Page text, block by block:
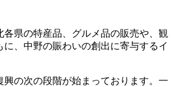
県の特産品、グルメ品の販売や、観
、中野の賑わいの創出に寄与するイ
の次の段階が始まっております。一